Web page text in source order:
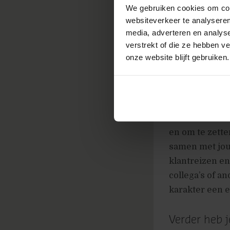
We gebruiken cookies om
websiteverkeer te
media, adverteren en
verstrekt of die ze hebben
onze website blijft gebruiken.
Naast
uit van het
draagt voor
Jij bent
basis van
en om te
samen met
klantreizen
collega’s of
karakter een
Verder heb